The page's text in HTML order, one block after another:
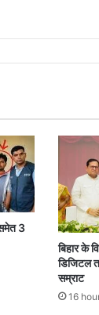
3
बिहार के
डिजिटल
सम्राट
16